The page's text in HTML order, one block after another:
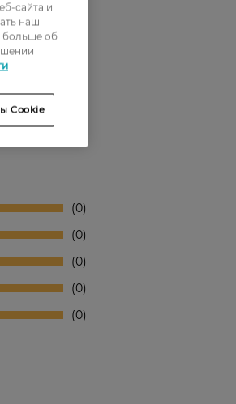
0
0
0
0
0
сайта и
наш
больше об
Cookie